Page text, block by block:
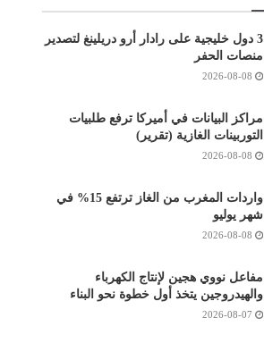
3 دول خليجية على رادار أرو دريلينغ لتصدير
منصات الحفر
2026-08-08
مراكز البيانات في أميركا ترفع طلبيات
التوربينات الغازية (تقرير)
2026-08-08
واردات المغرب من الغاز ترتفع 15% في
شهر يوليو
2026-08-08
مفاعل نووي هجين لإنتاج الكهرباء
والهيدروجين يتخذ أول خطوة نحو البناء
2026-08-07